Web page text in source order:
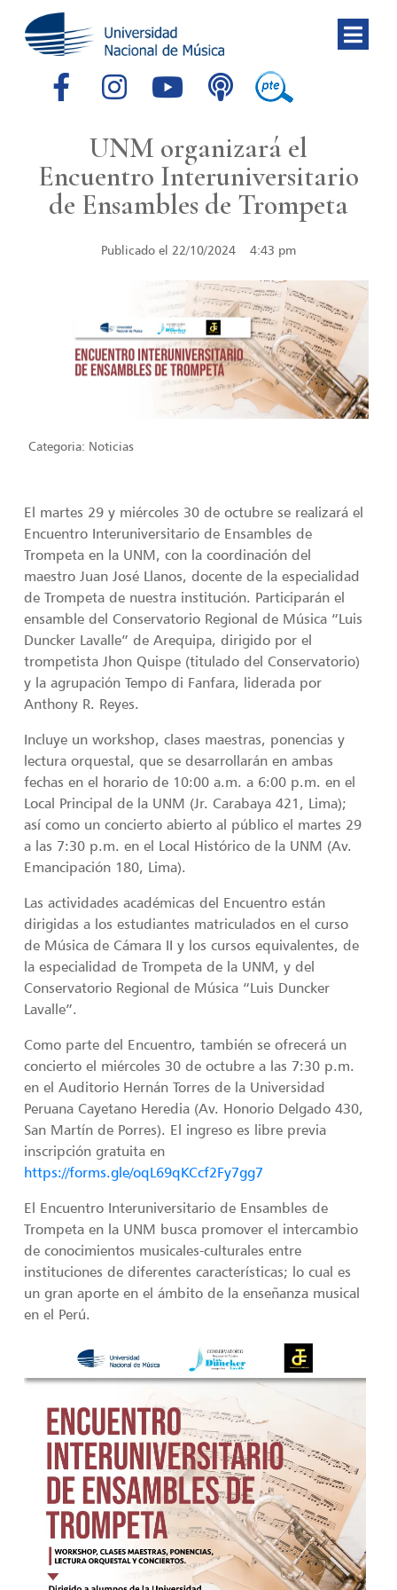
UNM organizará el
Encuentro Interuniversitario
de Ensambles de Trompeta
Publicado el 22/10/2024 4:43 pm
Categoria: Noticias
El martes 29 y miércoles 30 de octubre se realizará el
Encuentro Interuniversitario de Ensambles de
Trompeta en la UNM, con la coordinación del
maestro Juan José Llanos, docente de la especialidad
de Trompeta de nuestra institución. Participarán el
ensamble del Conservatorio Regional de Música “Luis
Duncker Lavalle” de Arequipa, dirigido por el
trompetista Jhon Quispe (titulado del Conservatorio)
y la agrupación Tempo di Fanfara, liderada por
Anthony R. Reyes.
Incluye un workshop, clases maestras, ponencias y
lectura orquestal, que se desarrollarán en ambas
fechas en el horario de 10:00 a.m. a 6:00 p.m. en el
Local Principal de la UNM (Jr. Carabaya 421, Lima);
así como un concierto abierto al público el martes 29
a las 7:30 p.m. en el Local Histórico de la UNM (Av.
Emancipación 180, Lima).
Las actividades académicas del Encuentro están
dirigidas a los estudiantes matriculados en el curso
de Música de Cámara II y los cursos equivalentes, de
la especialidad de Trompeta de la UNM, y del
Conservatorio Regional de Música “Luis Duncker
Lavalle”.
Como parte del Encuentro, también se ofrecerá un
concierto el miércoles 30 de octubre a las 7:30 p.m.
en el Auditorio Hernán Torres de la Universidad
Peruana Cayetano Heredia (Av. Honorio Delgado 430,
San Martín de Porres). El ingreso es libre previa
inscripción gratuita en
https://forms.gle/oqL69qKCcf2Fy7gg7
El Encuentro Interuniversitario de Ensambles de
Trompeta en la UNM busca promover el intercambio
de conocimientos musicales-culturales entre
instituciones de diferentes características; lo cual es
un gran aporte en el ámbito de la enseñanza musical
en el Perú.